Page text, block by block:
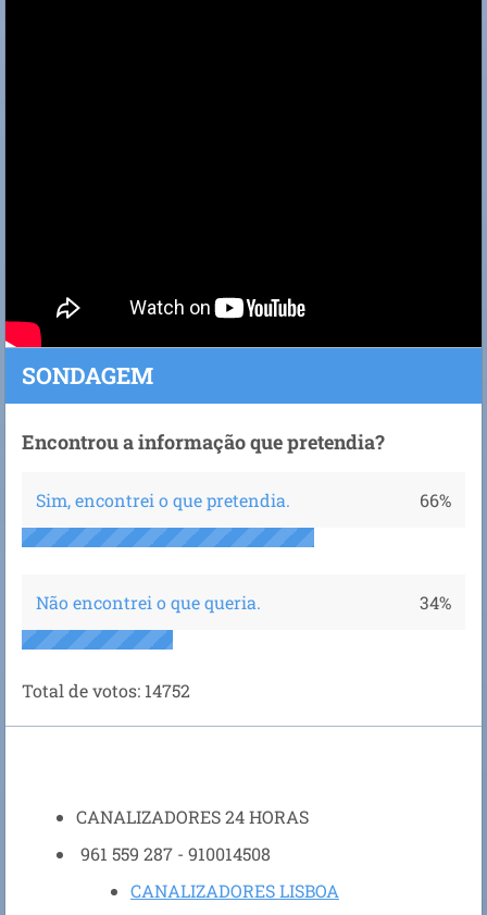
SONDAGEM
Encontrou a informação que pretendia?
Sim, encontrei o que pretendia. 66%
Não encontrei o que queria. 34%
Total de votos: 14752
CANALIZADORES 24 HORAS
961 559 287 - 910014508
CANALIZADORES LISBOA